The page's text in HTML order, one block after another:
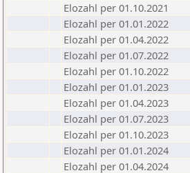
Elozahl per 01.10.2021
Elozahl per 01.01.2022
Elozahl per 01.04.2022
Elozahl per 01.07.2022
Elozahl per 01.10.2022
Elozahl per 01.01.2023
Elozahl per 01.04.2023
Elozahl per 01.07.2023
Elozahl per 01.10.2023
Elozahl per 01.01.2024
Elozahl per 01.04.2024